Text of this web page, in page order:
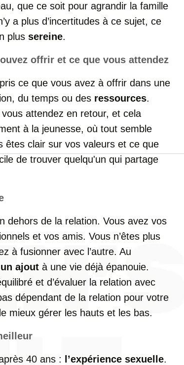
que ce soit pour agrandir la famille
a plus d’incertitudes à ce sujet, ce
plus sereine.
offrir et ce que vous attendez
ce que vous avez à offrir dans une
du temps ou des ressources.
vous attendez en retour, et cela
à la jeunesse, où tout semble
êtes clair sur vos valeurs et ce que
de trouver quelqu'un qui partage
dehors de la relation. Vous avez vos
et vos amis. Vous n’êtes plus
à fusionner avec l’autre. Au
un ajout à une vie déjà épanouie.
et d’évaluer la relation avec
dépendant de la relation pour votre
mieux gérer les hauts et les bas.
40 ans : l’expérience sexuelle.